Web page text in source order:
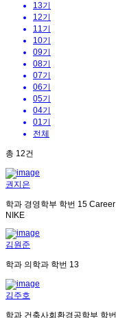
13기
12기
11기
10기
09기
08기
07기
06기
05기
04기
01기
전체
총 12건
권지은
학과 경영학부 학번 15 Career
NIKE
김원준
학과 의학과 학번 13
김주호
학과 건축사회환경공학부 학번